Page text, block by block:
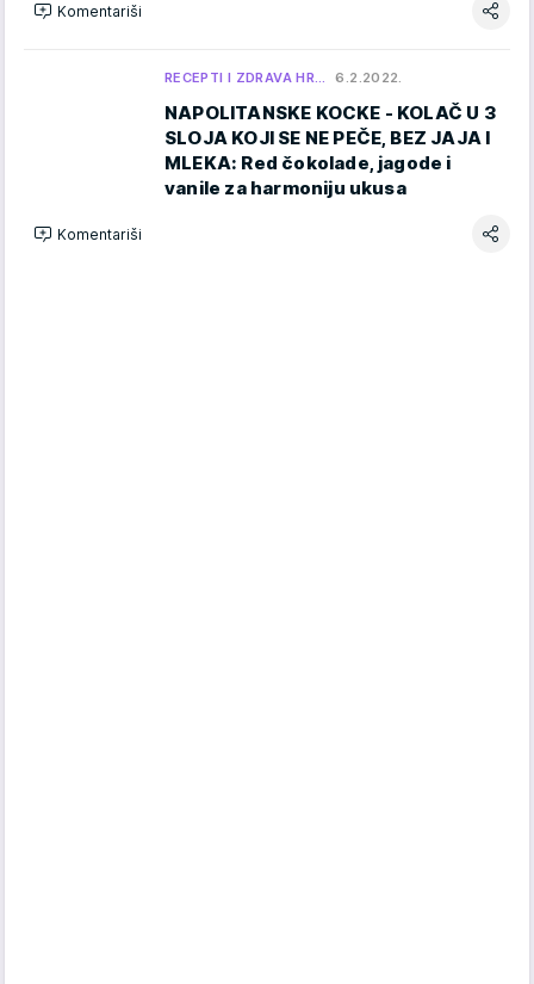
Komentariši
RECEPTI I ZDRAVA HR… 6.2.2022.
NAPOLITANSKE KOCKE - KOLAČ U 3
SLOJA KOJI SE NE PEČE, BEZ JAJA I
MLEKA: Red čokolade, jagode i
vanile za harmoniju ukusa
Komentariši